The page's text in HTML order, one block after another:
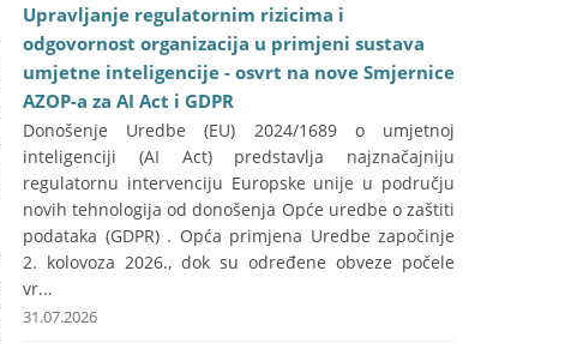
Upravljanje regulatornim rizicima i
odgovornost organizacija u primjeni sustava
umjetne inteligencije - osvrt na nove Smjernice
AZOP-a za AI Act i GDPR
Donošenje Uredbe (EU) 2024/1689 o umjetnoj
inteligenciji (AI Act) predstavlja najznačajniju
regulatornu intervenciju Europske unije u području
novih tehnologija od donošenja Opće uredbe o zaštiti
podataka (GDPR) . Opća primjena Uredbe započinje
2. kolovoza 2026., dok su određene obveze počele
vr...
31.07.2026